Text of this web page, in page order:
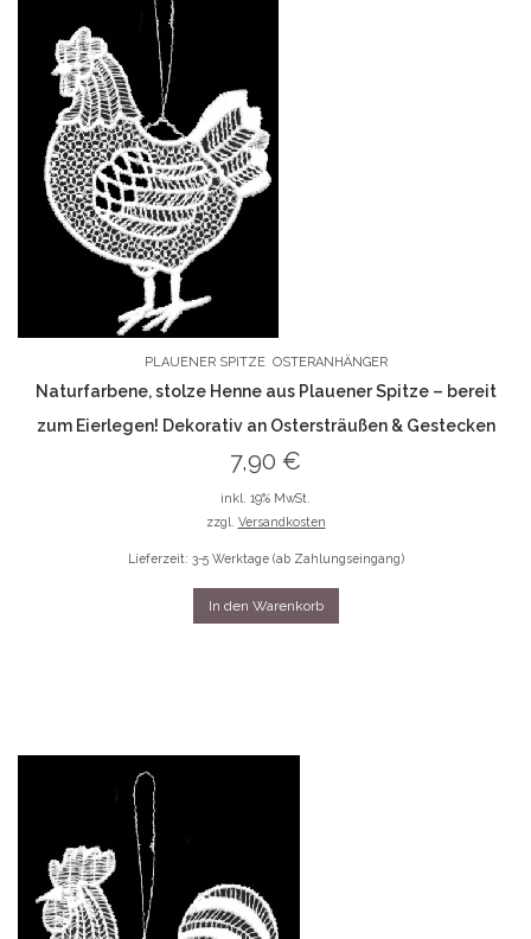
PLAUENER SPITZE OSTERANHÄNGER
Naturfarbene, stolze Henne aus Plauener Spitze – bereit
zum Eierlegen! Dekorativ an Ostersträußen & Gestecken
7,90 €
inkl. 19% MwSt.
zzgl. Versandkosten
Lieferzeit: 3-5 Werktage (ab Zahlungseingang)
In den Warenkorb